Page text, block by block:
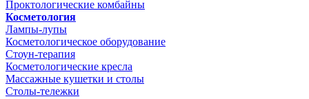
Проктологические комбайны
Косметология
Лампы-лупы
Косметологическое оборудование
Стоун-терапия
Косметологические кресла
Массажные кушетки и столы
Столы-тележки